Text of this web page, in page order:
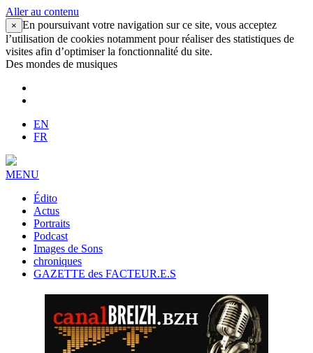
Aller au contenu
× En poursuivant votre navigation sur ce site, vous acceptez
l’utilisation de cookies notamment pour réaliser des statistiques de
visites afin d’optimiser la fonctionnalité du site.
Des mondes de musiques
EN
FR
MENU
Édito
Actus
Portraits
Podcast
Images de Sons
chroniques
GAZETTE des FACTEUR.E.S